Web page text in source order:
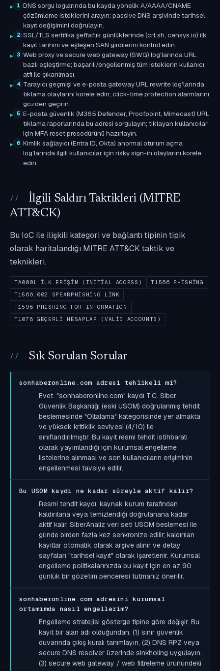
1 DNS sorgu loglarında bu kayda yönelik A/AAAA/CNAME
çözümleme isteklerini arayın; passive DNS arşivinde tarihsel
kayıt değişimini doğrulayın.
2 SSL/TLS sertifika şeffaflık günlüklerinde (crt.sh, censys.io) ilk
kayıt tarihini ve eşleşen SAN girdilerini kontrol edin.
3 Web proxy ve secure web gateway (SWG) log'larında URL
bazlı eşleştirme; başarılı/engellenmiş tüm isteklerin kullanıcı
atfı ile çıkarılması.
4 Tarayıcı geçmişi ve e-posta gateway URL rewrite log'larında
tıklama olaylarını korele edin; click-time protection alarmlarını
gözden geçirin.
5 E-posta güvenlik (M365 Defender, Proofpoint, Mimecast) URL
tıklama raporlarında bu adresi sorgulayın; tıklayan kullanıcılar
için MFA reset prosedürünü hazırlayın.
6 Kimlik sağlayıcı (Entra ID, Okta) anormal oturum açma
log'larında ilgili kullanıcılar için risky sign-in olaylarını korele
edin.
İlgili Saldırı Taktikleri (MITRE
ATT&CK)
Bu IoC ile ilişkili kategori ve bağlantı tipinin tipik
olarak haritalandığı MITRE ATT&CK taktik ve
teknikleri.
TA0001 İLK ERIŞIM (INITIAL ACCESS)
T1566 PHISHING
T1566.002 SPEARPHISHING LINK
T1598 PHISHING FOR INFORMATION
T1078 GEÇERLI HESAPLAR (VALID ACCOUNTS)
Sık Sorulan Sorular
sonhaberonline.com adresi tehlikeli mi?
Evet. "sonhaberonline.com" kaydı T.C. Siber
Güvenlik Başkanlığı (eski USOM) doğrulanmış tehdit
beslemesinde "Oltalama" kategorisinde yer almakta
ve yüksek kritiklik seviyesi (4/10) ile
sınıflandırılmıştır. Bu kayıt resmi tehdit istihbaratı
olarak yayımlandığı için kurumsal engelleme
listelerine alınması ve son kullanıcıların erişiminin
engellenmesi tavsiye edilir.
Bu USOM kaydı ne kadar süreyle aktif kalır?
Resmi tehdit kaydı, kaynak kurum tarafından
kaldırılana veya temizlendiği doğrulanana kadar
aktif kalır. SiberAnaliz veri seti USOM beslemesi ile
günde birden fazla kez senkronize edilir; kaldırılan
kayıtlar otomatik olarak arşive alınır ve detay
sayfaları "tarihsel kayıt" olarak işaretlenir. Kurumsal
engelleme politikalarınızda bu kayıt için en az 90
günlük bir gözetim penceresi tutmanız önerilir.
sonhaberonline.com adresini kurumsal
ortamımda nasıl engellerim?
Engelleme stratejisi gösterge tipine göre değişir. Bu
kayıt bir alan adı olduğundan: (1) sınır güvenlik
duvarında çıkış kuralı tanımlayın, (2) DNS RPZ veya
secure DNS resolver üzerinde sinkholing uygulayın,
(3) secure web gateway / web filtreleme ürünündeki